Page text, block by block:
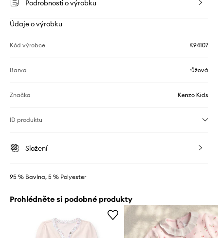
Podrobnosti o výrobku
Údaje o výrobku
Kód výrobce K94107
Barva růžová
Značka Kenzo Kids
ID produktu
Složení
95 % Bavlna, 5 % Polyester
Prohlédněte si podobné produkty